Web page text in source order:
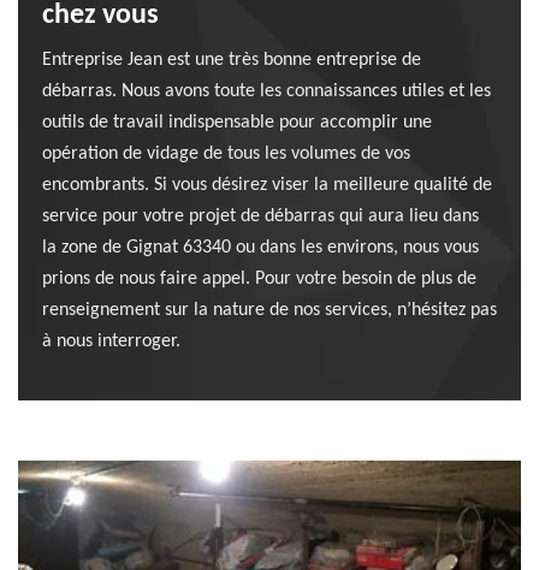
chez vous
Entreprise Jean est une très bonne entreprise de
débarras. Nous avons toute les connaissances utiles et les
outils de travail indispensable pour accomplir une
opération de vidage de tous les volumes de vos
encombrants. Si vous désirez viser la meilleure qualité de
service pour votre projet de débarras qui aura lieu dans
la zone de Gignat 63340 ou dans les environs, nous vous
prions de nous faire appel. Pour votre besoin de plus de
renseignement sur la nature de nos services, n’hésitez pas
à nous interroger.